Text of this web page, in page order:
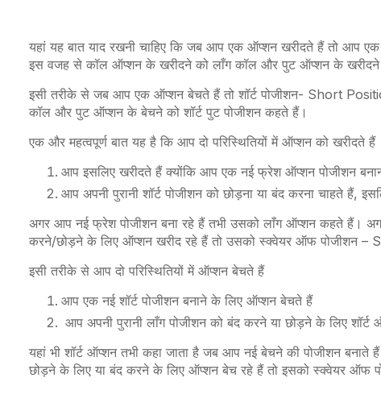
यहां यह बात याद रखनी चाहिए कि जब आप एक ऑप्शन खरीदते हैं तो आप एक
इस वजह से कॉल ऑप्शन के खरीदने को लाँगकॉल और पुट ऑप्शन के खरीदने
इसी तरीके से जब आप एक ऑप्शन बेचते हैं तो शॉर्ट पोजीशन- Short
कॉल और पुट ऑप्शन के बेचने को शॉर्ट पुट पोजीशन कहते हैं।
एक और महत्वपूर्ण बात यह है कि आप दो परिस्थितियों में ऑप्शन को खरीदते हैं
आप इसलिए खरीदते हैं क्योंकि आप एक नई फ्रेश ऑप्शन पोजीशन
आप अपनी पुरानी शॉर्ट पोजीशन को छोड़ना या बंद करना चाहते हैं,
अगर आप नई फ्रेश पोजीशन बना रहे हैं तभी उसको लाँगऑप्शन कहते हैं। अगर
करने/छोड़ने के लिए ऑप्शन खरीद रहे हैं तो उसको स्क्वेयर ऑफ पोजीशन
इसी तरीके से आप दो परिस्थितियों में ऑप्शन बेचते हैं
आप एक नई शॉर्ट पोजीशन बनाने के लिए ऑप्शन बेचते हैं
आप अपनी पुरानी लाँग पोजीशन को बंद करने या छोड़ने के लिए शॉर्ट
यहां भी शॉर्ट ऑप्शन तभी कहा जाता है जब आप नई बेचने की पोजीशन बनाते
छोड़ने के लिए या बंद करने के लिए ऑप्शन बेच रहे हैं तो इसको स्क्वेयर ऑफ